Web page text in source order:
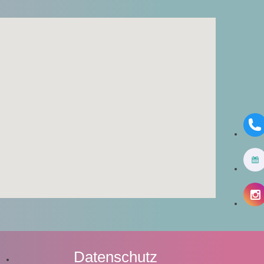
Datenschutz